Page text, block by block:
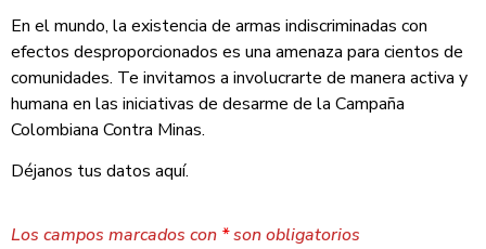
En el mundo, la existencia de armas indiscriminadas con
efectos desproporcionados es una amenaza para cientos de
comunidades. Te invitamos a involucrarte de manera activa y
humana en las iniciativas de desarme de la Campaña
Colombiana Contra Minas.
Déjanos tus datos aquí.
Los campos marcados con *son obligatorios